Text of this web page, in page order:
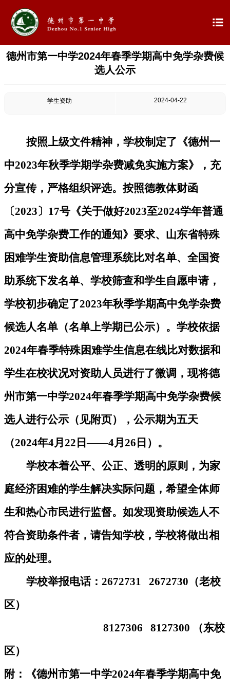

德州市第一中学2024年春季学期高中免学杂费候
选人公示
学生资助 2024-04-22
按照上级文件精神，学校制定了《德州一
中2023年秋季学期学杂费减免实施方案》，充
分宣传，严格组织评选。按照德教体财函
〔2023〕17号《关于做好2023至2024学年普通
高中免学杂费工作的通知》要求、山东省特殊
困难学生资助信息管理系统比对名单、全国资
助系统下发名单、学校筛查和学生自愿申请，
学校初步确定了2023年秋季学期高中免学杂费
候选人名单（名单上学期已公示）。 学校依据
2024年春季特殊困难学生信息在线比对数据和
学生在校状况对资助人员进行了微调，现将德
州市第一中学2024年春季学期高中免学杂费候
选人进行公示（见附页），公示期为五天
（2024年4月22日——4月26日）。
学校本着公平、公正、透明的原则，为家
庭经济困难的学生解决实际问题，希望全体师
生和热心市民进行监督。如发现资助候选人不
符合资助条件者，请告知学校，学校将做出相
应的处理。
学校举报电话：2672731 2672730（老校
区）
8127306 8127300
（东校
区）
附：《德州市第一中学2024年春季学期高中免
 首页
教学教研
 最新公告
 校园新闻
 科学技术实验校